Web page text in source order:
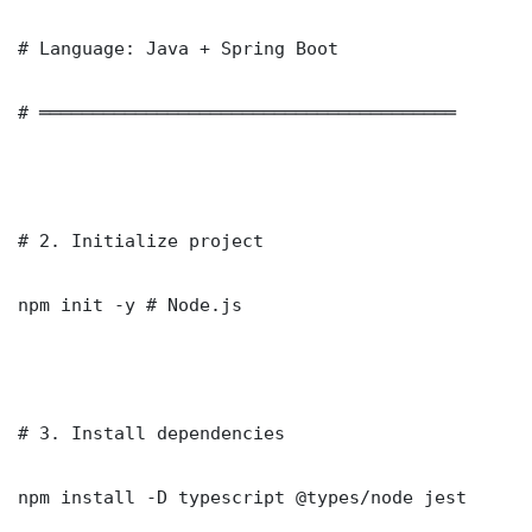
# Language: Java + Spring Boot
# ═══════════════════════════════════════
# 2. Initialize project
npm init -y # Node.js
# 3. Install dependencies
npm install -D typescript @types/node jest